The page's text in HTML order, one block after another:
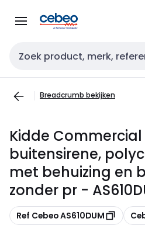
naar
naar
Zoekveld invoer
Breadcrumb bekijken
Kidde
buitensirene,
met behuizing en
zonder pr -
Kopiëren
Ref Cebeo AS610DUM